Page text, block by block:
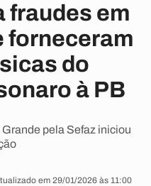
fraudes em
forneceram
do
à PB
pela Sefaz iniciou
em 29/01/2026 às 11:00